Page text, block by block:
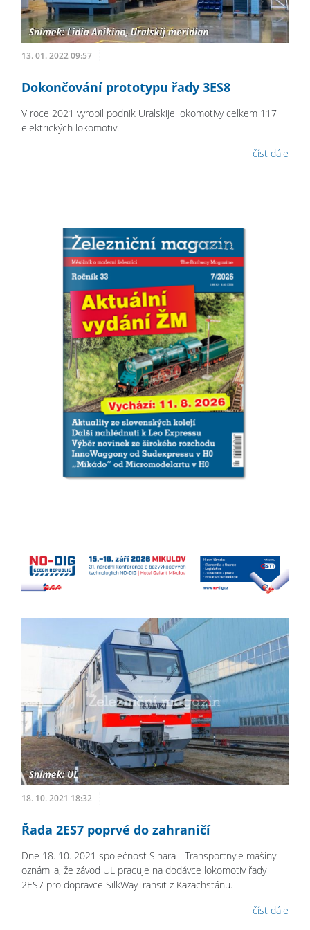
13. 01. 2022 09:57
Dokončování prototypu řady 3ES8
V roce 2021 vyrobil podnik Uralskije lokomotivy celkem 117
elektrických lokomotiv.
číst dále
18. 10. 2021 18:32
Řada 2ES7 poprvé do zahraničí
Dne 18. 10. 2021 společnost Sinara - Transportnyje mašiny
oznámila, že závod UL pracuje na dodávce lokomotiv řady
2ES7 pro dopravce SilkWayTransit z Kazachstánu.
číst dále